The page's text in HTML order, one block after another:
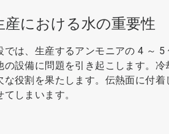
産における水の重要性
では、生産するアンモニアの 4 ～
の設備に問題を引き起こします。
な役割を果たします。伝熱面に付
しまいます。